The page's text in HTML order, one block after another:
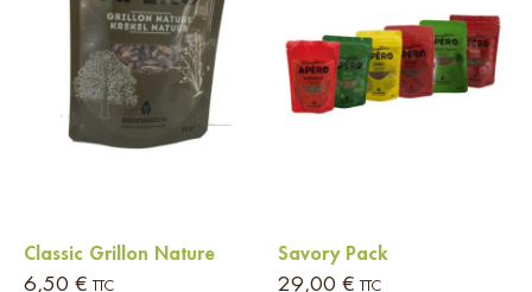
Classic Grillon Nature
6,50 € TTC
Savory Pack
29,00 € TTC